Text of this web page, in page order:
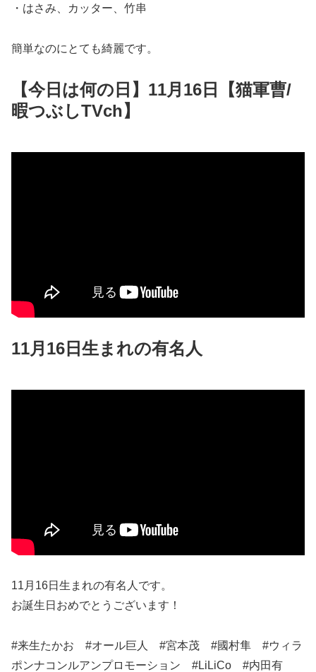
・はさみ、カッター、竹串
簡単なのにとても綺麗です。
【今日は何の日】11月16日【猫軍曹/
暇つぶしTVch】
11月16日生まれの有名人
11月16日生まれの有名人です。
お誕生日おめでとうございます！
#来生たかお #オール巨人 #宮本茂 #國村隼 #ウィラ
ポンナコンルアンプロモーション #LiLiCo #内田有